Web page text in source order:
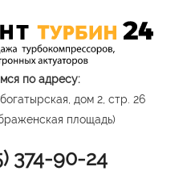
по адресу:
дом 2, стр. 26
площадь)
374-90-24